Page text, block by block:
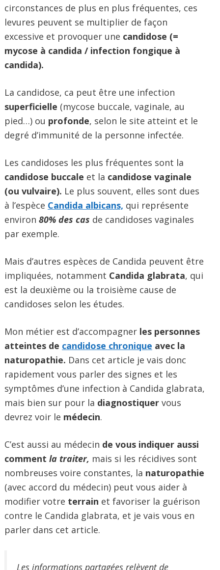
circonstances de plus en plus fréquentes, ces
levures peuvent se multiplier de façon
excessive et provoquer une candidose (=
mycose à candida / infection fongique à
candida).
La candidose, ca peut être une infection
superficielle (mycose buccale, vaginale, au
pied…) ou profonde, selon le site atteint et le
degré d’immunité de la personne infectée.
Les candidoses les plus fréquentes sont la
candidose buccale et la candidose vaginale
(ou vulvaire). Le plus souvent, elles sont dues
à l’espèce Candida albicans, qui représente
environ 80% des cas de candidoses vaginales
par exemple.
Mais d’autres espèces de Candida peuvent être
impliquées, notamment Candida glabrata, qui
est la deuxième ou la troisième cause de
candidoses selon les études.
Mon métier est d’accompagner les personnes
atteintes de candidose chronique avec la
naturopathie. Dans cet article je vais donc
rapidement vous parler des signes et les
symptômes d’une infection à Candida glabrata,
mais bien sur pour la diagnostiquer vous
devrez voir le médecin.
C’est aussi au médecin de vous indiquer aussi
comment la traiter, mais si les récidives sont
nombreuses voire constantes, la naturopathie
(avec accord du médecin) peut vous aider à
modifier votre terrain et favoriser la guérison
contre le Candida glabrata, et je vais vous en
parler dans cet article.
Les informations partagées relèvent de